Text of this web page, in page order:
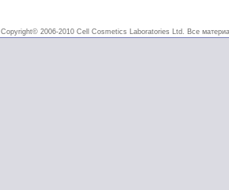
Copyright© 2006-2010 Cell Cosmetics Laboratories Ltd. Все